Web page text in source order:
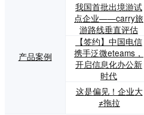
产品案例
我国首批出境游试
点企业——carry旅
游路线垂直评估
【签约】中国电信
携手泛微eteams，
开启信息化办公新
时代
这是偏见！企业大
≠拖拉